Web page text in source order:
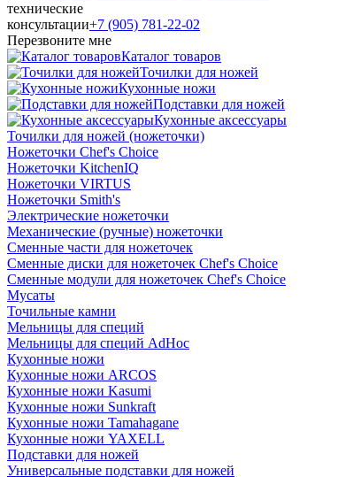
технические
консультации+7 (905) 781‑22‑02
Перезвоните мне
Каталог товаров
Точилки для ножей
Кухонные ножи
Подставки для ножей
Кухонные аксессуары
Точилки для ножей (ножеточки)
Ножеточки Chef's Choice
Ножеточки KitchenIQ
Ножеточки VIRTUS
Ножеточки Smith's
Электрические ножеточки
Механические (ручные) ножеточки
Сменные части для ножеточек
Сменные диски для ножеточек Chef's Choice
Сменные модули для ножеточек Chef's Choice
Мусаты
Точильные камни
Мельницы для специй
Мельницы для специй AdHoc
Кухонные ножи
Кухонные ножи ARCOS
Кухонные ножи Kasumi
Кухонные ножи Sunkraft
Кухонные ножи Tamahagane
Кухонные ножи YAXELL
Подставки для ножей
Универсальные подставки для ножей